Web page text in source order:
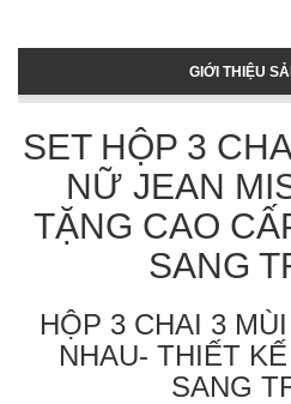
GIỚI THIỆU
SET HỘP 3
NỮ JEAN
TẶNG CAO
SANG
HỘP 3 CHAI 3
NHAU- THIẾT
SANG